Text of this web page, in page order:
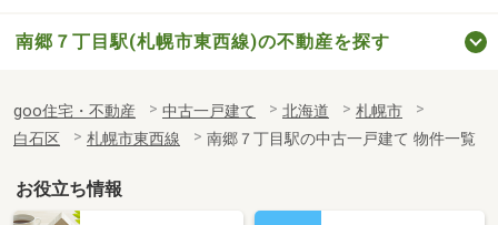
南郷７丁目駅(札幌市東西線)の不動産を探す
goo住宅・不動産 中古一戸建て 北海道
札幌市
白石区
札幌市東西線 南郷７丁目駅の中古一戸建て 物件一覧
お役立ち情報